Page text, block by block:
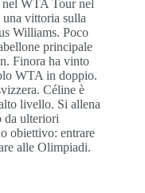
nel WTA Tour nel
una vittoria sulla
Williams. Poco
principale
Finora ha vinto
WTA in doppio.
Céline è
livello. Si allena
da ulteriori
obiettivo: entrare
alle Olimpiadi.